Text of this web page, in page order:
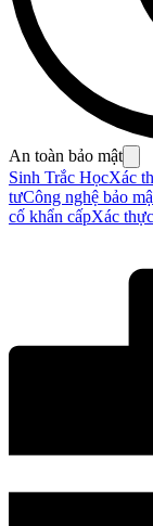
An toàn bảo mật
Sinh Trắc HọcXác
tưCông nghệ bảo
cố khẩn cấpXác